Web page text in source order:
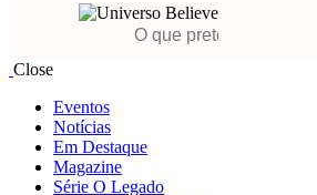
Close
Eventos
Notícias
Em Destaque
Magazine
Série O Legado